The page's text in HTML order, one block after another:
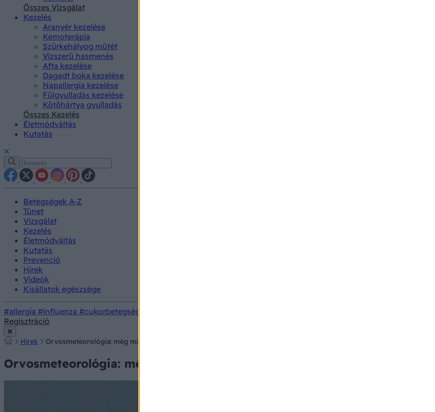
Összes Vizsgálat
Kezelés
Aranyér kezelése
Kemoterápia
Szürkehályog műtét
Vízszerű hasmenés
Afta kezelése
Dagadt boka kezelése
Napallergia kezelése
Fülgyulladás kezelése
Kötőhártya gyulladás
Összes Kezelés
Életmódváltás
Kutatás
Betegségek A-Z
Tünet
Vizsgálat
Kezelés
Életmódváltás
Kutatás
Prevenció
Hírek
Videók
Kisállatok egészsége
#allergia #influenza #cukorbetegség
Regisztráció
Hírek Orvosmeteorológia: még mindig nem tudunk fellélegezni
Orvosmeteorológia: még mindig nem tudunk fellélegezni